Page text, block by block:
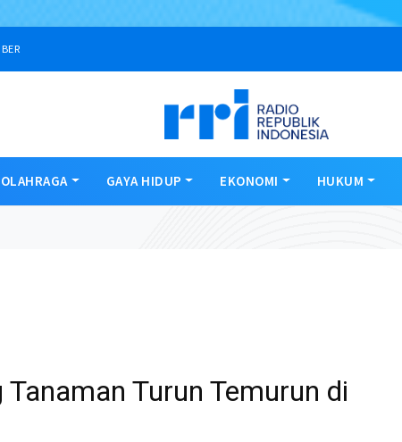
OLAHRAGA GAYA HIDUP EKONOMI HUKUM
Turun Temurun di